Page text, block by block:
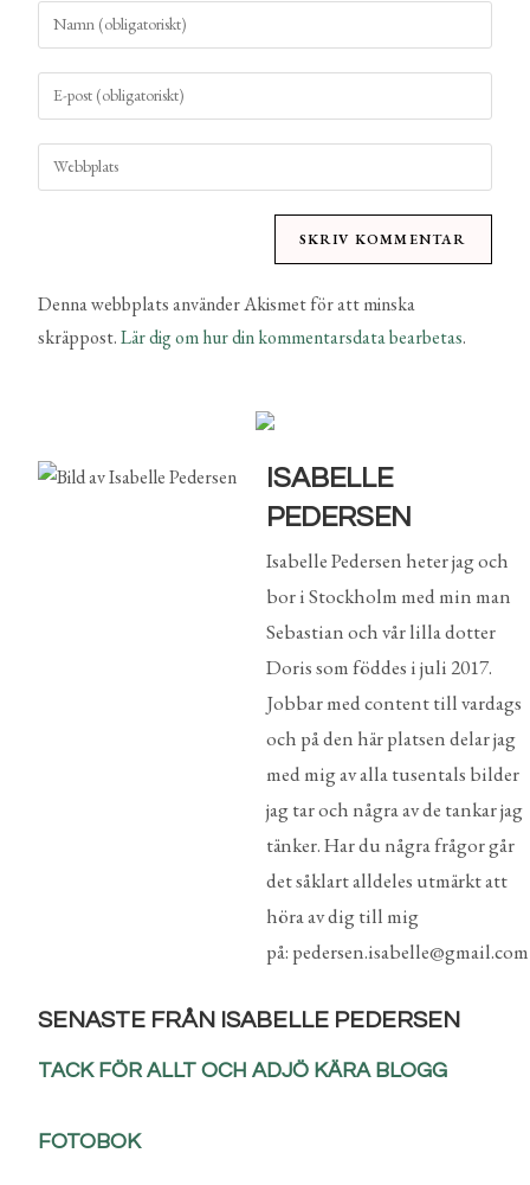
Denna webbplats använder Akismet för att minska
skräppost.Lär dig om hur din kommentarsdata bearbetas.
ISABELLE
PEDERSEN
Isabelle Pedersen heter jag och
bor i Stockholm med min man
Sebastian och vår lilla dotter
Doris som föddes i juli 2017.
Jobbar med content till vardags
och på den här platsen delar jag
med mig av alla tusentals bilder
jag tar och några av de tankar jag
tänker. Har du några frågor går
det såklart alldeles utmärkt att
höra av dig till mig
på: pedersen.isabelle@gmail.com
SENASTE FRÅN ISABELLE PEDERSEN
TACK FÖR ALLT OCH ADJÖ KÄRA BLOGG
FOTOBOK